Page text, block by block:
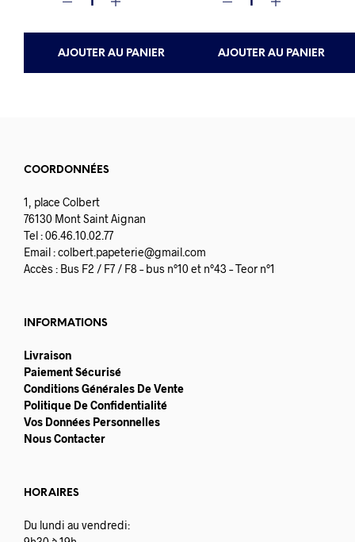
AJOUTER AU PANIER AJOUTER AU PANIER
COORDONNÉES
1, place Colbert
76130 Mont Saint Aignan
Tel : 06.46.10.02.77
Email :colbert.papeterie@gmail.com
Accès : Bus F2 / F7 / F8 – bus n°10 et n°43 – Teor n°1
INFORMATIONS
Livraison
Paiement Sécurisé
Conditions Générales De Vente
Politique De Confidentialité
Vos Données Personnelles
Nous Contacter
HORAIRES
Du lundi au vendredi: